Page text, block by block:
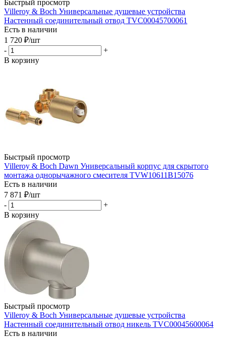
Быстрый просмотр
Villeroy & Boch Универсальные душевые устройства
Настенный соединительный отвод TVC00045700061
Есть в наличии
1 720 ₽/шт
-
+
В корзину
Быстрый просмотр
Villeroy & Boch Dawn Универсальный корпус для скрытого
монтажа однорычажного смесителя TVW10611B15076
Есть в наличии
7 871 ₽/шт
-
+
В корзину
Быстрый просмотр
Villeroy & Boch Универсальные душевые устройства
Настенный соединительный отвод никель TVC00045600064
Есть в наличии